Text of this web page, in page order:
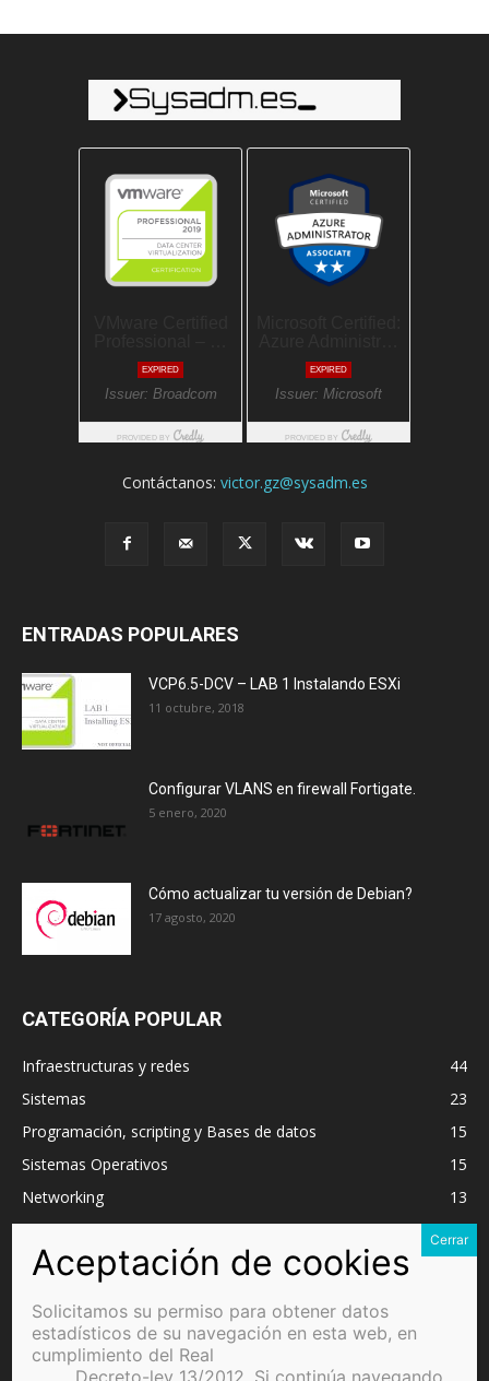
Contáctanos: victor.gz@sysadm.es
ENTRADAS POPULARES
VCP6.5-DCV – LAB 1 Instalando ESXi
11 octubre, 2018
Configurar VLANS en firewall Fortigate.
5 enero, 2020
Cómo actualizar tu versión de Debian?
17 agosto, 2020
CATEGORÍA POPULAR
Infraestructuras y redes
44
Sistemas
23
Programación, scripting y Bases de datos
15
Sistemas Operativos
15
Networking
13
VMware
11
Microsoft Windows Server
9
Programación
Solicitamos su permiso para obtener datos
estadísticos de su navegación en esta web, en
cumplimiento del Real
Decreto-ley 13/2012. Si continúa navegando